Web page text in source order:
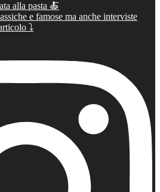
alla pasta 🍝
e famose ma anche interviste
⤵️